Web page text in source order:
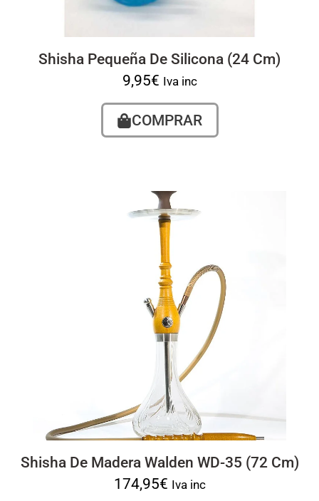
Shisha Pequeña De Silicona (24 Cm)
9,95€ Iva inc
COMPRAR
Shisha De Madera Walden WD-35 (72 Cm)
174,95€ Iva inc